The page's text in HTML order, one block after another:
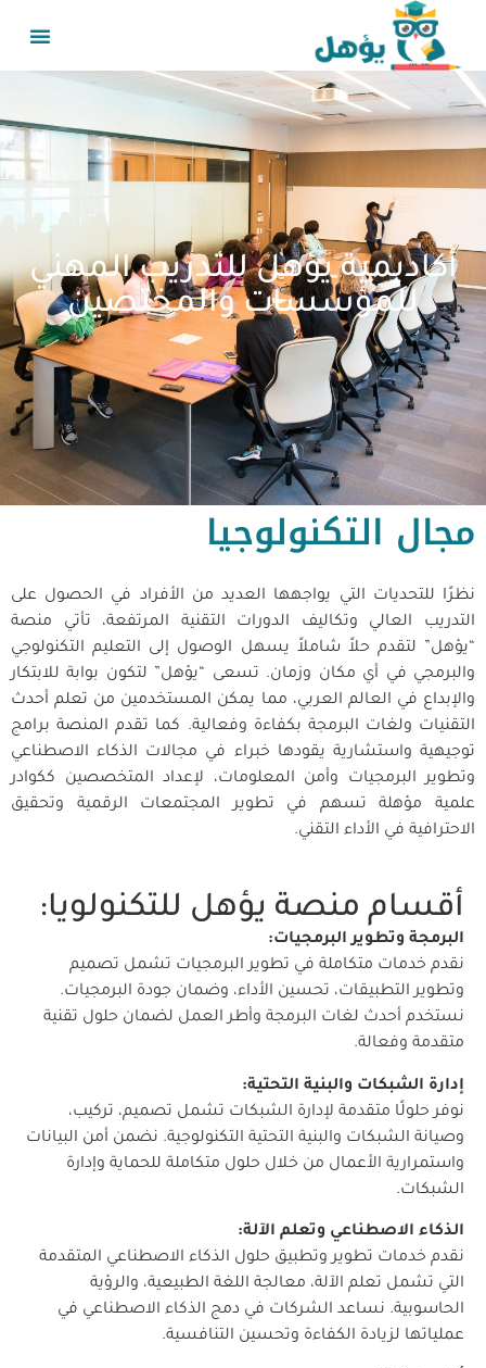
أكاديمية يؤهل للتدريب المهني
للمؤسسات والمختصين
مجال التكنولوجيا
نظرًا للتحديات التي يواجهها العديد من الأفراد في الحصول على
التدريب العالي وتكاليف الدورات التقنية المرتفعة، تأتي منصة
“يؤهل” لتقدم حلاً شاملاً يسهل الوصول إلى التعليم التكنولوجي
والبرمجي في أي مكان وزمان. تسعى “يؤهل” لتكون بوابة للابتكار
والإبداع في العالم العربي، مما يمكن المستخدمين من تعلم أحدث
التقنيات ولغات البرمجة بكفاءة وفعالية. كما تقدم المنصة برامج
توجيهية واستشارية يقودها خبراء في مجالات الذكاء الاصطناعي
وتطوير البرمجيات وأمن المعلومات، لإعداد المتخصصين ككوادر
علمية مؤهلة تسهم في تطوير المجتمعات الرقمية وتحقيق
الاحترافية في الأداء التقني.
أقسام منصة يؤهل للتكنولويا:
البرمجة وتطوير البرمجيات:
نقدم خدمات متكاملة في تطوير البرمجيات تشمل تصميم
وتطوير التطبيقات، تحسين الأداء، وضمان جودة البرمجيات.
نستخدم أحدث لغات البرمجة وأطر العمل لضمان حلول تقنية
متقدمة وفعالة.
إدارة الشبكات والبنية التحتية:
نوفر حلولًا متقدمة لإدارة الشبكات تشمل تصميم، تركيب،
وصيانة الشبكات والبنية التحتية التكنولوجية. نضمن أمن البيانات
واستمرارية الأعمال من خلال حلول متكاملة للحماية وإدارة
الشبكات.
الذكاء الاصطناعي وتعلم الآلة:
نقدم خدمات تطوير وتطبيق حلول الذكاء الاصطناعي المتقدمة
التي تشمل تعلم الآلة، معالجة اللغة الطبيعية، والرؤية
الحاسوبية. نساعد الشركات في دمج الذكاء الاصطناعي في
عملياتها لزيادة الكفاءة وتحسين التنافسية.